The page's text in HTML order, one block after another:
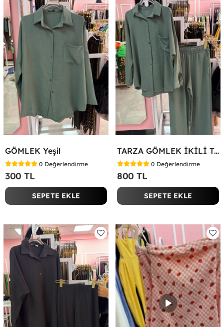
GÖMLEK Yeşil
0 Değerlendirme
300 TL
SEPETE EKLE
TARZA GÖMLEK İKİLİ TAKIM KOT KUMAŞ Yeşil
0 Değerlendirme
800 TL
SEPETE EKLE